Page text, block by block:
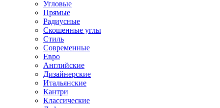
Угловые
Прямые
Радиусные
Скошенные углы
Стиль
Современные
Евро
Английские
Дизайнерские
Итальянские
Кантри
Классические